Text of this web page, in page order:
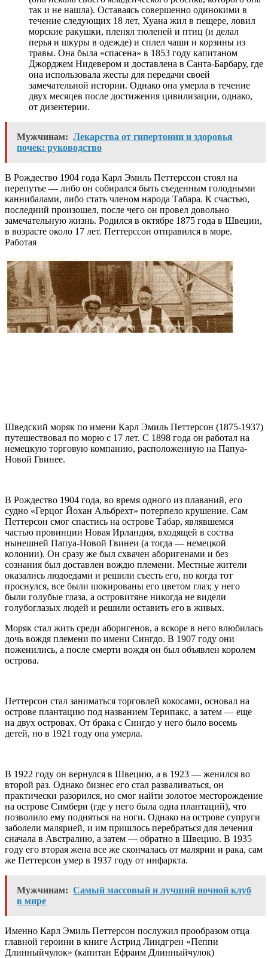
так и не нашла). Оставаясь совершенно одинокими в
течение следующих 18 лет, Хуана жил в пещере, ловил
морские ракушки, пленял тюленей и птиц (и делал
перья и шкуры в одежде) и сплел чаши и корзины из
травы. Она была «спасена» в 1853 году капитаном
Джорджем Нидевером и доставлена ​​в Санта-Барбару, где
она использовала жесты для передачи своей
замечательной истории. Однако она умерла в течение
двух месяцев после достижения цивилизации, однако,
от дизентерии.
Мужчинам: Лекарства от гипертонии и здоровья
почек: руководство
В Рождество 1904 года Карл Эмиль Петтерссон стоял на
перепутье — либо он собирался быть съеденным голодными
каннибалами, либо стать членом народа Табара. К счастью,
последний произошел, после чего он провел довольно
замечательную жизнь. Родился в октябре 1875 года в Швеции,
в возрасте около 17 лет. Петтерссон отправился в море.
Работая
Шведский моряк по имени Карл Эмиль Петтерсон (1875-1937)
путешествовал по морю с 17 лет. С 1898 года он работал на
немецкую торговую компанию, расположенную на Папуа-
Новой Гвинее.
В Рождество 1904 года, во время одного из плаваний, его
судно «Герцог Йохан Альбрехт» потерпело крушение. Сам
Петтерсон смог спастись на острове Табар, являвшемся
частью провинции Новая Ирландия, входящей в соства
нынешней Папуа-Новой Гвинеи (а тогда — немецкой
колонии). Он сразу же был схвачен аборигенами и без
сознания был доставлен вождю племени. Местные жители
оказались людоедами и решили съесть его, но когда тот
проснулся, все были шокированы его цветом глаз; у него
были голубые глаза, а островитяне никогда не видели
голубоглазых людей и решили оставить его в живых.
Моряк стал жить среди аборигенов, а вскоре в него влюбилась
дочь вождя племени по имени Сингдо. В 1907 году они
поженились, а после смерти вождя он был объявлен королем
острова.
Петтерсон стал заниматься торговлей кокосами, основал на
острове плантацию под названием Терипакс, а затем — еще
на двух островах. От брака с Сингдо у него было восемь
детей, но в 1921 году она умерла.
В 1922 году он вернулся в Швецию, а в 1923 — женился во
второй раз. Однако бизнес его стал разваливаться, он
практически разорился, но смог найти золотое месторождение
на острове Симбери (где у него была одна плантаций), что
позволило ему подняться на ноги. Однако на острове супруги
заболели малярией, и им пришлось перебраться для лечения
сначала в Австралию, а затем — обратно в Швецию. В 1935
году его вторая жена все же скончалась от малярии и рака, сам
же Петтерсон умер в 1937 году от инфаркта.
Мужчинам: Самый массовый и лучший ночной клуб
в мире
Именно Карл Эмиль Петтерсон послужил прообразом отца
главной героини в книге Астрид Линдгрен «Пеппи
Длинныйчулок» (капитан Ефраим Длинныйчулок)